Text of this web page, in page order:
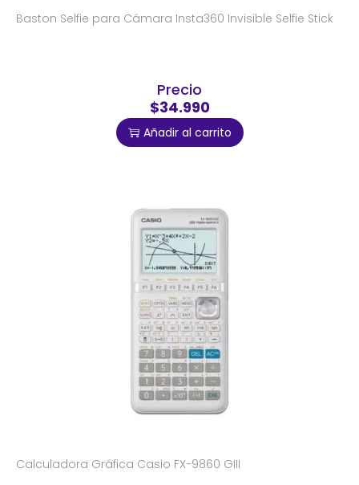
Baston Selfie para Cámara Insta360 Invisible Selfie Stick
Precio
$34.990
Añadir al carrito
Calculadora Gráfica Casio FX-9860 GIII